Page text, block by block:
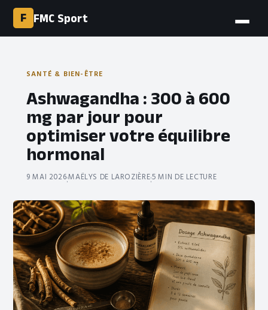
F FMC Sport
SANTÉ & BIEN-ÊTRE
Ashwagandha : 300 à 600
mg par jour pour
optimiser votre équilibre
hormonal
9 MAI 2026·MAËLYS DE LAROZIÈRE·5 MIN DE LECTURE